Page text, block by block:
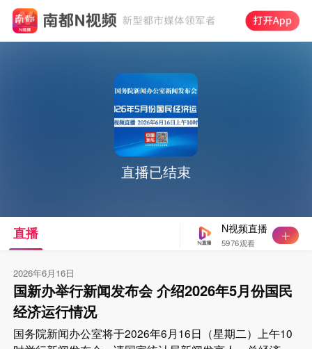
直播已结束
N视频直播
5976观看
直播
2026年6月16日
国新办举行新闻发布会 介绍2026年5月份国民
经济运行情况
国务院新闻办公室将于2026年6月16日（星期二）上午10